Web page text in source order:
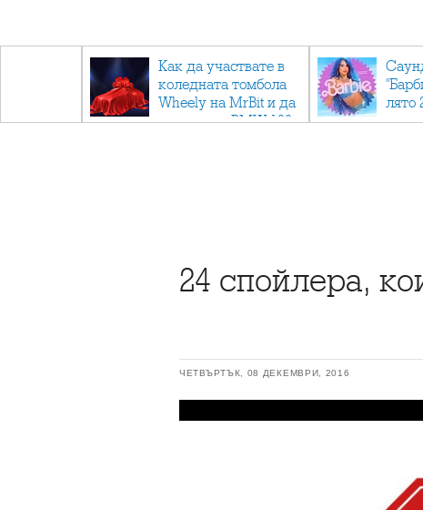
Как да участвате в
коледната томбола
Wheely на MrBit и да
спечелите BMW 120
лято
24 спойлера,
ЧЕТВЪРТЪК, 08 ДЕКЕМВРИ, 2016